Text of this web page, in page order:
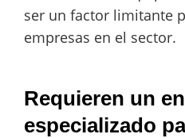
ser un factor limitante
empresas en el sector.
Requieren un
especializado